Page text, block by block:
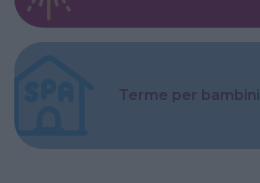
Terme per bambini